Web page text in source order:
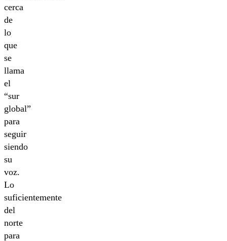
cerca
de
lo
que
se
llama
el
“sur
global”
para
seguir
siendo
su
voz.
Lo
suficientemente
del
norte
para